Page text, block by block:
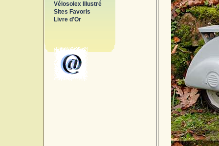
Vélosolex Illustré
Sites Favoris
Livre d'Or